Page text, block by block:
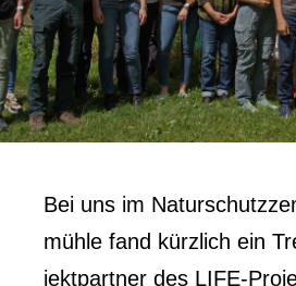
Bei uns im
müh­le fand kürz­lich ein
jekt­part­ner des LIFE-